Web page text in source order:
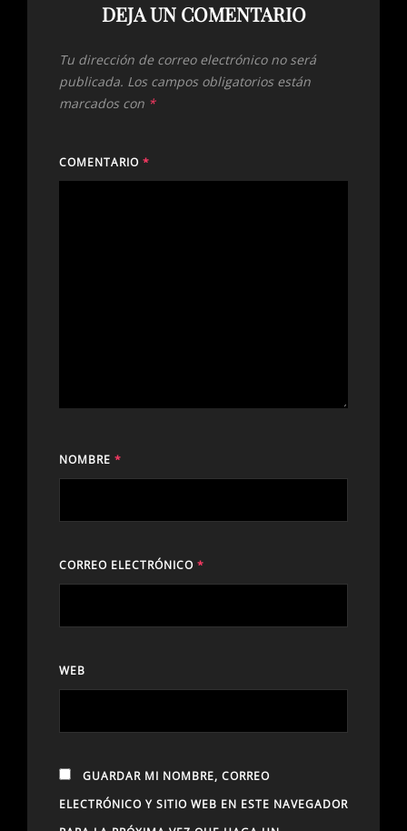
DEJA UN COMENTARIO
Tu dirección de correo electrónico no será
publicada. Los campos obligatorios están
marcados con *
COMENTARIO *
NOMBRE *
CORREO ELECTRÓNICO *
WEB
GUARDAR MI NOMBRE, CORREO
ELECTRÓNICO Y SITIO WEB EN ESTE NAVEGADOR